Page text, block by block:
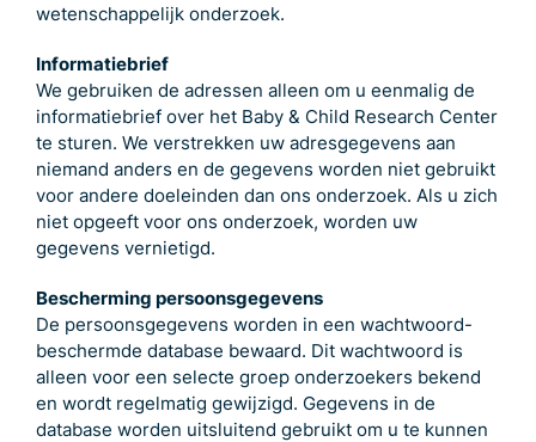
wetenschappelijk onderzoek.
Informatiebrief
We gebruiken de adressen alleen om u eenmalig de
informatiebrief over het Baby & Child Research Center
te sturen. We verstrekken uw adresgegevens aan
niemand anders en de gegevens worden niet gebruikt
voor andere doeleinden dan ons onderzoek. Als u zich
niet opgeeft voor ons onderzoek, worden uw
gegevens vernietigd.
Bescherming persoonsgegevens
De persoonsgegevens worden in een wachtwoord-
beschermde database bewaard. Dit wachtwoord is
alleen voor een selecte groep onderzoekers bekend
en wordt regelmatig gewijzigd. Gegevens in de
database worden uitsluitend gebruikt om u te kunnen